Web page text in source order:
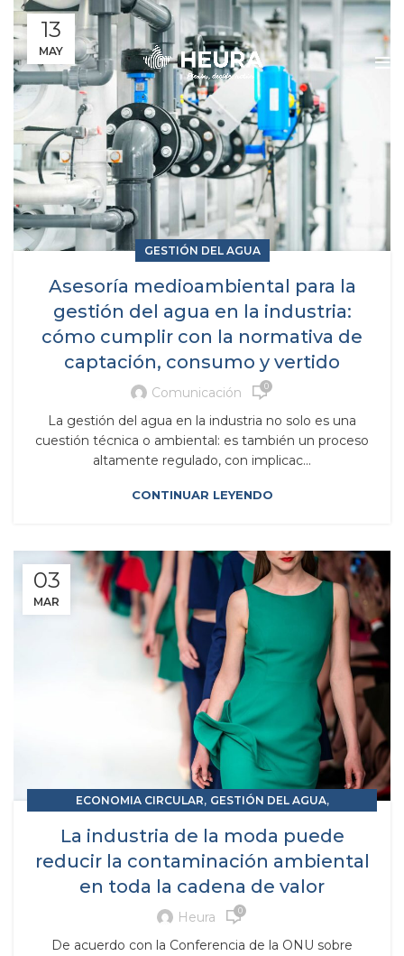
13
MAY
GESTIÓN DEL AGUA
Asesoría medioambiental para la
gestión del agua en la industria:
cómo cumplir con la normativa de
captación, consumo y vertido
Comunicación 0
La gestión del agua en la industria no solo es una
cuestión técnica o ambiental: es también un proceso
altamente regulado, con implicac...
CONTINUAR LEYENDO
03
MAR
ECONOMIA CIRCULAR, GESTIÓN DEL AGUA,
La industria de la moda puede
reducir la contaminación ambiental
en toda la cadena de valor
Heura 0
De acuerdo con la Conferencia de la ONU sobre